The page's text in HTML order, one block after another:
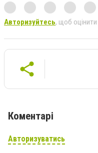
Авторизуйтесь, щоб оцінити
Коментарі
Авторизуватись